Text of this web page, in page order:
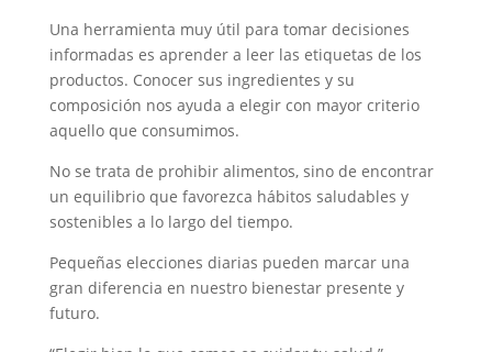
Una herramienta muy útil para tomar decisiones
informadas es aprender a leer las etiquetas de los
productos. Conocer sus ingredientes y su
composición nos ayuda a elegir con mayor criterio
aquello que consumimos.
No se trata de prohibir alimentos, sino de encontrar
un equilibrio que favorezca hábitos saludables y
sostenibles a lo largo del tiempo.
Pequeñas elecciones diarias pueden marcar una
gran diferencia en nuestro bienestar presente y
futuro.